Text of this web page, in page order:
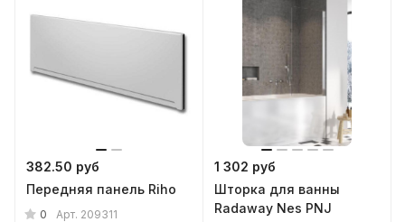
382.50 руб
Передняя панель Riho
0 Арт. 209311
1 302 руб
Шторка для ванны
Radaway Nes PNJ